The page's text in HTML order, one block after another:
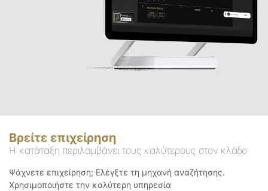
Βρείτε επιχείρηση
Η κατάταξη περιλαμβάνει τους καλύτερους στον κλάδο
Ψάχνετε επιχείρηση; Ελέγξτε τη μηχανή αναζήτησης.
Χρησιμοποιήστε την καλύτερη υπηρεσία